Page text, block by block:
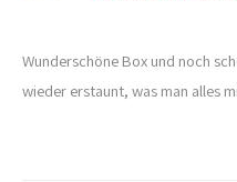
Wunderschöne Box und noch
wieder erstaunt, was man alles